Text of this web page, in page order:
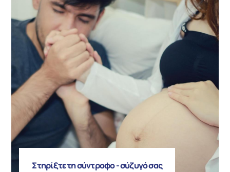
Στηρίξτε τη σύντροφο - σύζυγό σας